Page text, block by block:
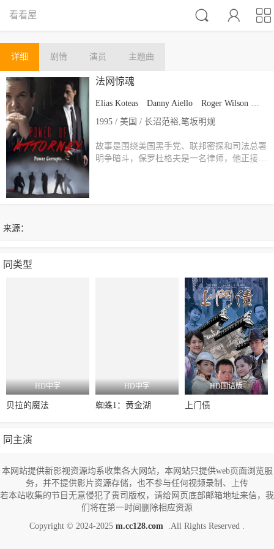



看看屋
详细 剧情 演员 主题曲
法网惊魂
Elias Koteas Danny Aiello Roger Wilson
Rae
1995 / 美国 / 长沼范裕,笔坂明规
故事是围绕美国黑手党、联邦密探和司法总署
明争暗斗，保罗杜格夫是一名律师，他正接…
来源：
同类型
HD中字
贝拉的魔法
HD中字
蜘蛛1：黄金湖
HD国语版
上门债
同主演
本网站提供新影视资源均系收集各大网站，本网站只提供web页面浏览服
务，并不提供影片资源存储，也不参与任何视频录制、上传
若本站收集的节目无意侵犯了贵司版权，请给网页底部邮箱地址来信，我
们将在第一时间删除相应资源
Copyright © 2024-2025 m.cc128.com .All Rights Reserved .